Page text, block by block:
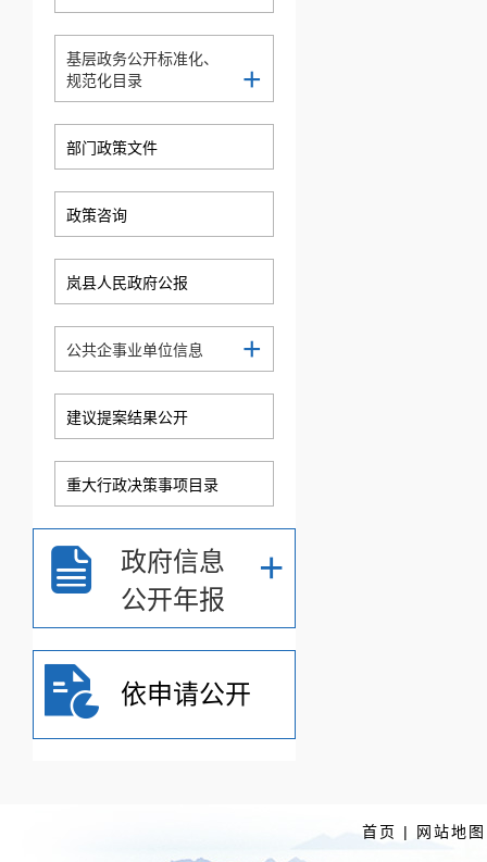
基层政务公开标准化、
规范化目录
+
部门政策文件
政策咨询
岚县人民政府公报
公共企事业单位信息 +
建议提案结果公开
重大行政决策事项目录
政府信息
公开年报
+
依申请公开
首页 | 网站地图